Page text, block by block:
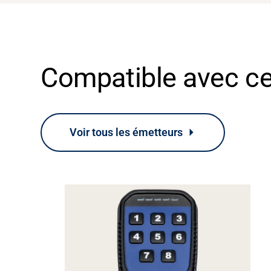
Compatible avec
Voir tous les émetteurs